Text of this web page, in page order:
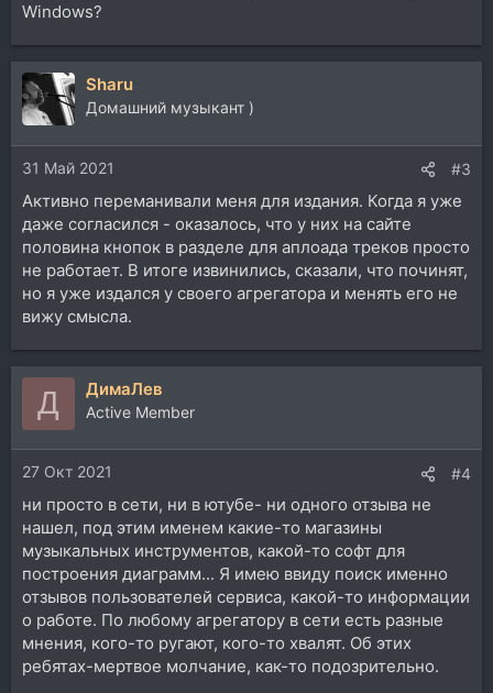
Windows?
Sharu
Домашний музыкант )
31 Май 2021 #3
Активно переманивали меня для издания. Когда я уже
даже согласился - оказалось, что у них на сайте
половина кнопок в разделе для аплоада треков просто
не работает. В итоге извинились, сказали, что починят,
но я уже издался у своего агрегатора и менять его не
вижу смысла.
Д ДимаЛев
Active Member
27 Окт 2021 #4
ни просто в сети, ни в ютубе- ни одного отзыва не
нашел, под этим именем какие-то магазины
музыкальных инструментов, какой-то софт для
построения диаграмм... Я имею ввиду поиск именно
отзывов пользователей сервиса, какой-то информации
о работе. По любому агрегатору в сети есть разные
мнения, кого-то ругают, кого-то хвалят. Об этих
ребятах-мертвое молчание, как-то подозрительно.